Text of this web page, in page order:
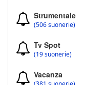
Strumentale
(506 suonerie)
Tv Spot
(19 suonerie)
Vacanza